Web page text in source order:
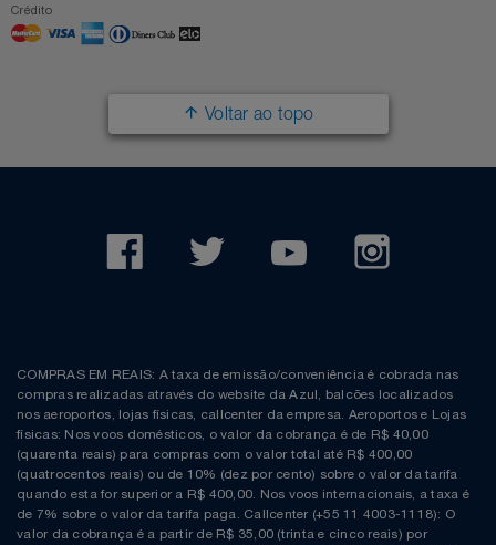
Crédito
Voltar ao topo
COMPRAS EM REAIS: A taxa de emissão/conveniência é cobrada nas
compras realizadas através do website da Azul, balcões localizados
nos aeroportos, lojas físicas, callcenter da empresa. Aeroportos e Lojas
físicas: Nos voos domésticos, o valor da cobrança é de R$ 40,00
(quarenta reais) para compras com o valor total até R$ 400,00
(quatrocentos reais) ou de 10% (dez por cento) sobre o valor da tarifa
quando esta for superior a R$ 400,00. Nos voos internacionais, a taxa é
de 7% sobre o valor da tarifa paga. Callcenter (+55 11 4003-1118): O
valor da cobrança é a partir de R$ 35,00 (trinta e cinco reais) por